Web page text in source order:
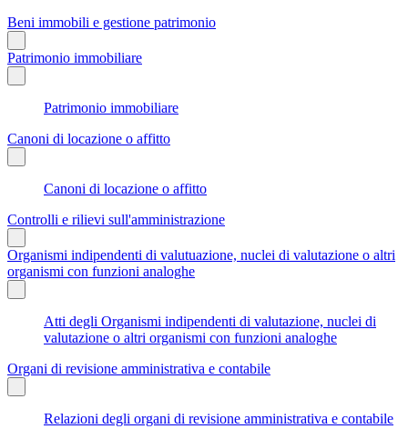
Beni immobili e gestione patrimonio
Patrimonio immobiliare
Patrimonio immobiliare
Canoni di locazione o affitto
Canoni di locazione o affitto
Controlli e rilievi sull'amministrazione
Organismi indipendenti di valutuazione, nuclei di valutazione o altri
organismi con funzioni analoghe
Atti degli Organismi indipendenti di valutazione, nuclei di
valutazione o altri organismi con funzioni analoghe
Organi di revisione amministrativa e contabile
Relazioni degli organi di revisione amministrativa e contabile